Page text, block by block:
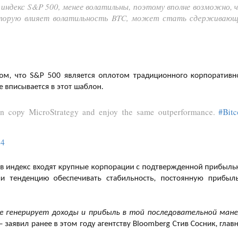
S&P 500, менее волатильны, поэтому вполне возможно,
влияет волатильность BTC, может стать
что S&P 500 является оплотом традиционного
в этот шаблон.
MicroStrategy and enjoy the same outperformance.
индекс входят крупные корпорации с подтвержденной
обеспечивать стабильность, постоянную
генерирует доходы и прибыль в той последовательной
заявил ранее в этом году агентству Bloomberg Стив Сосник,